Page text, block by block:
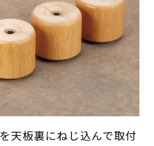
天板裏にねじ込んで取付